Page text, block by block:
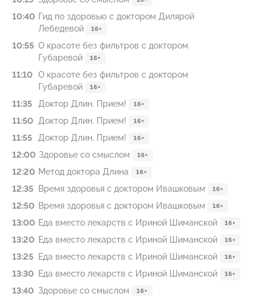
10:40 Гид по здоровью с доктором Дилярой
Лебедевой
16+
10:55 О красоте без фильтров с доктором
Губаревой
16+
11:10
О красоте без фильтров с доктором
Губаревой
16+
11:35 Доктор Длин. Прием! 16+
11:50 Доктор Длин. Прием! 16+
11:55 Доктор Длин. Прием! 16+
12:00 Здоровье со смыслом 16+
12:20 Метод доктора Длина 16+
12:35 Время здоровья с доктором Ивашковым 16+
12:50 Время здоровья с доктором Ивашковым 16+
13:00 Еда вместо лекарств с Ириной Шиманской 16+
13:20 Еда вместо лекарств с Ириной Шиманской 16+
13:25 Еда вместо лекарств с Ириной Шиманской 16+
13:30 Еда вместо лекарств с Ириной Шиманской 16+
13:40 Здоровье со смыслом 16+